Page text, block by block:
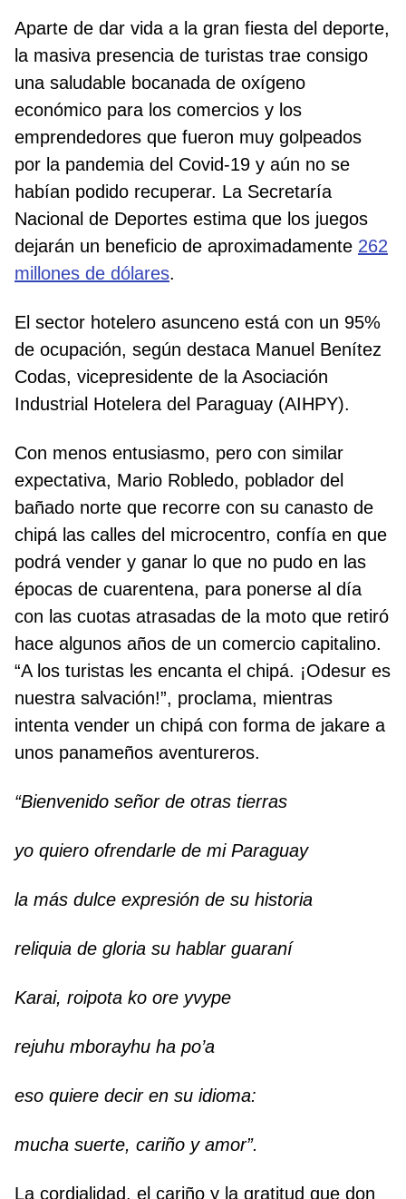
Aparte de dar vida a la gran fiesta del deporte,
la masiva presencia de turistas trae consigo
una saludable bocanada de oxígeno
económico para los comercios y los
emprendedores que fueron muy golpeados
por la pandemia del Covid-19 y aún no se
habían podido recuperar. La Secretaría
Nacional de Deportes estima que los juegos
dejarán un beneficio de aproximadamente 262
millones de dólares.
El sector hotelero asunceno está con un 95%
de ocupación, según destaca Manuel Benítez
Codas, vicepresidente de la Asociación
Industrial Hotelera del Paraguay (AIHPY).
Con menos entusiasmo, pero con similar
expectativa, Mario Robledo, poblador del
bañado norte que recorre con su canasto de
chipá las calles del microcentro, confía en que
podrá vender y ganar lo que no pudo en las
épocas de cuarentena, para ponerse al día
con las cuotas atrasadas de la moto que retiró
hace algunos años de un comercio capitalino.
“A los turistas les encanta el chipá. ¡Odesur es
nuestra salvación!”, proclama, mientras
intenta vender un chipá con forma de jakare a
unos panameños aventureros.
“Bienvenido señor de otras tierras
yo quiero ofrendarle de mi Paraguay
la más dulce expresión de su historia
reliquia de gloria su hablar guaraní
Karai, roipota ko ore yvype
rejuhu mborayhu ha po’a
eso quiere decir en su idioma:
mucha suerte, cariño y amor”.
La cordialidad, el cariño y la gratitud que don